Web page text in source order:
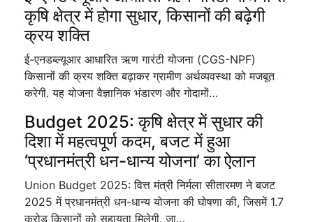
कृषि क्षेत्र में होगा सुधार, किसानों की बढ़ेगी
क्रय शक्ति
ई-एनडब्ल्यूआर आधारित ऋण गारंटी योजना (CGS-NPF)
किसानों की क्रय शक्ति बढ़ाकर ग्रामीण अर्थव्यवस्था को मजबूत
करेगी. यह योजना वैज्ञानिक भंडारण और गोदामों…
Budget 2025: कृषि क्षेत्र में सुधार की
दिशा में महत्वपूर्ण कदम, बजट में हुआ
‘प्रधानमंत्री धन-धान्य योजना’ का ऐलान
Union Budget 2025: वित्त मंत्री निर्मला सीतारमण ने बजट
2025 में प्रधानमंत्री धन-धान्य योजना की घोषणा की, जिसमें 1.7
करोड़ किसानों को सहायता मिलेगी. जा…